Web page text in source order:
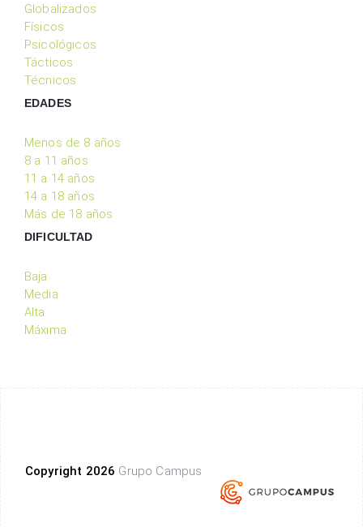
Globalizados
Físicos
Psicológicos
Tácticos
Técnicos
EDADES
Menos de 8 años
8 a 11 años
11 a 14 años
14 a 18 años
Más de 18 años
DIFICULTAD
Baja
Media
Alta
Máxima
Copyright 2026 Grupo Campus